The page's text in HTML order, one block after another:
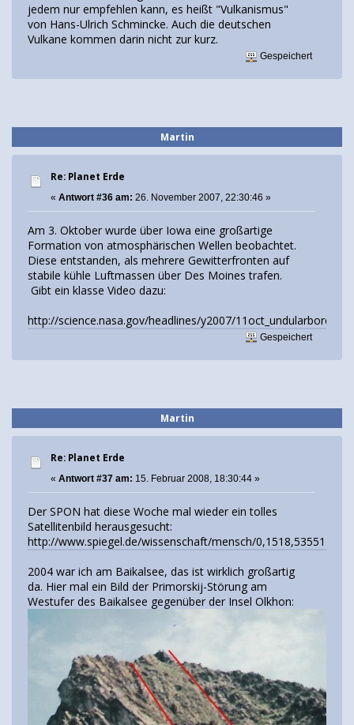
jedem nur empfehlen kann, es heißt "Vulkanismus"
von Hans-Ulrich Schmincke. Auch die deutschen
Vulkane kommen darin nicht zur kurz.
Gespeichert
Martin
Re: Planet Erde
« Antwort #36 am: 26. November 2007, 22:30:46 »
Am 3. Oktober wurde über Iowa eine großartige
Formation von atmosphärischen Wellen beobachtet.
Diese entstanden, als mehrere Gewitterfronten auf
stabile kühle Luftmassen über Des Moines trafen.
Gibt ein klasse Video dazu:
http://science.nasa.gov/headlines/y2007/11oct_undularbore.htm
Gespeichert
Martin
Re: Planet Erde
« Antwort #37 am: 15. Februar 2008, 18:30:44 »
Der SPON hat diese Woche mal wieder ein tolles
Satellitenbild herausgesucht:
http://www.spiegel.de/wissenschaft/mensch/
2004 war ich am Baikalsee, das ist wirklich großartig
da. Hier mal ein Bild der Primorskij-Störung am
Westufer des Baikalsee gegenüber der Insel Olkhon: